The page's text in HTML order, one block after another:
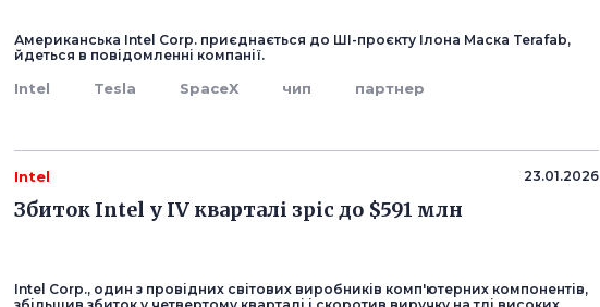
Американська Intel Corp. приєднається до ШІ-проєкту Ілона Маска Terafab,
йдеться в повідомленні компанії.
Intel Tesla SpaceX чип партнер
Intel 23.01.2026
Збиток Intel у IV кварталі зріс до $591 млн
Intel Corp., один з провідних світових виробників комп'ютерних компонентів,